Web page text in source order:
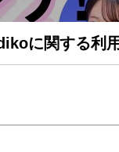
に関する利